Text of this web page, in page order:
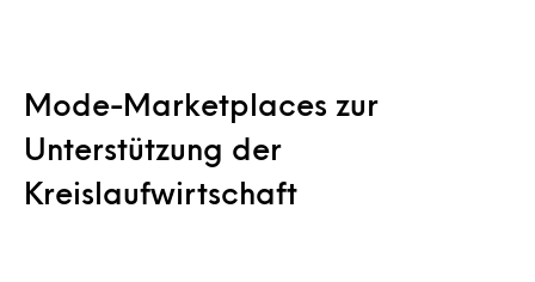
Mode-Marketplaces zur
Unterstützung der
Kreislaufwirtschaft